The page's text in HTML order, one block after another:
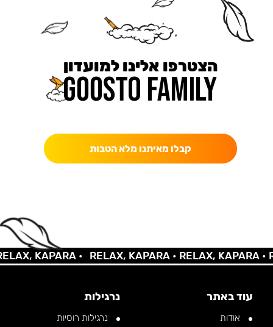
הצטרפו אלינו למועדון
קבלו מאיתנו מלא הטבות
KAPARA • RELAX, KAPARA •RELAX, KAPARA •
עוד באתר
אודות
נרגילות
נרגילות רוסיות